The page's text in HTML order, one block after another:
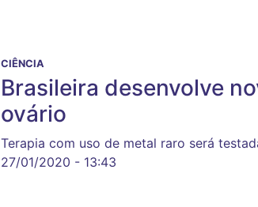
CIÊNCIA
Brasileira desenvolve
ovário
Terapia com uso de metal raro será
27/01/2020 - 13:43